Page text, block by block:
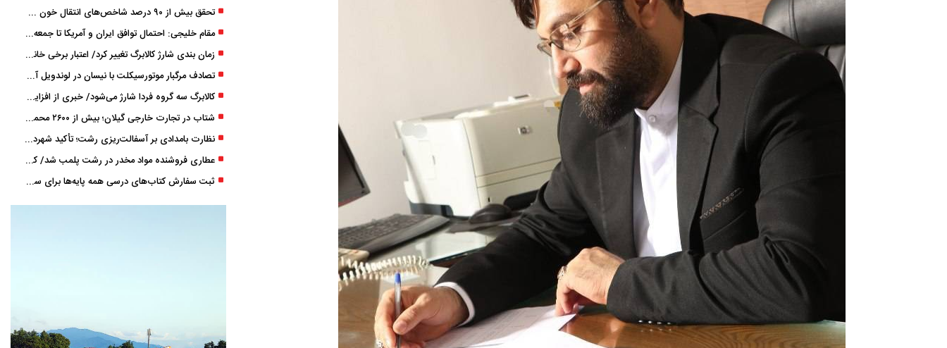
تحقق بیش از ۹۰ درصد شاخص‌های انتقال خون گیلان/ نیاز فوری به نوسازی تجهیزات آزمایشگاهی
مقام خلیجی: احتمال توافق ایران و آمریکا تا جمعه 50 درصد است
زمان ‌بندی شارژ کالابرگ تغییر کرد/ اعتبار برخی خانوارها ماه بعد واریز می‌شود
تصادف مرگبار موتورسیکلت با نیسان در لوندویل آستارا/ انتقال مصدوم با اورژانس هوایی به رشت
کالابرگ سه گروه فردا شارژ می‌شود/ خبری از افزایش اعتبار نیست
شتاب در تجارت خارجی گیلان؛ بیش از ۲۶۰۰ محموله زیر ذره‌بین استاندارد
نظارت بامدادی بر آسفالت‌ریزی رشت؛ تأکید شهردار و بازرس کل بر کیفیت اجرای پروژه‌ها
عطاری فروشنده مواد مخدر در رشت پلمب شد/ کشف 8 هزار قرص و 50 لیتر شربت توهم ‌زا
ثبت سفارش کتاب‌های درسی همه پایه‌ها برای سال تحصیلی ۱۴۰۶ ۱۴۰۵ فعال شد